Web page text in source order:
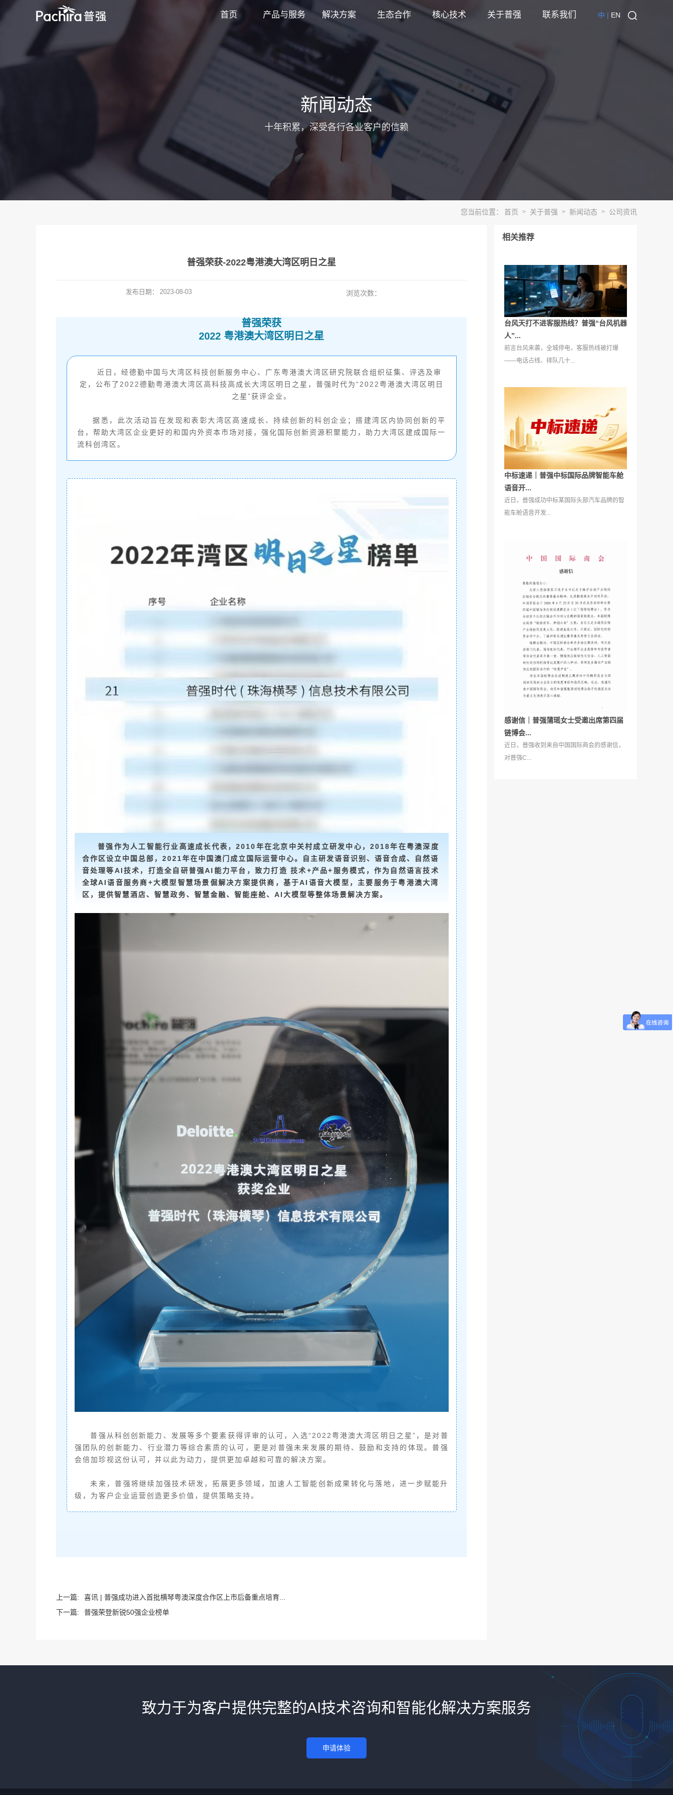
首页 产品与服务 解决方案 生态合作 核心技术 关于普强 联系我们 EN
中 |
新闻动态
十年积累，深受各行各业客户的信赖
您当前位置： 首页 > 关于普强 > 新闻动态 > 公司资讯
普强荣获-2022粤港澳大湾区明日之星
发布日期： 2023-08-03 浏览次数：
普强荣获
2022 粤港澳大湾区明日之星
近日，经德勤中国与大湾区科技创新服务中心、广东粤港澳大湾区研究院联合组织征集、评选及审
定，公布了2022德勤粤港澳大湾区高科技高成长大湾区明日之星，普强时代为“2022粤港澳大湾区明日
之星”获评企业。
据悉，此次活动旨在发现和表彰大湾区高速成长、持续创新的科创企业；搭建湾区内协同创新的平
台，帮助大湾区企业更好的和国内外资本市场对接，强化国际创新资源积聚能力，助力大湾区建成国际一
流科创湾区。
普强作为人工智能行业高速成长代表，2010年在北京中关村成立研发中心，2018年在粤澳深度
合作区设立中国总部，2021年在中国澳门成立国际运营中心。自主研发语音识别、语音合成、自然语
音处理等AI技术，打造全自研普强AI能力平台，致力打造 技术+产品+服务模式，作为自然语言技术
全球AI语音服务商+大模型智慧场景倔解决方案提供商，基于AI语音大模型，主要服务于粤港澳大湾
区，提供智慧酒店、智慧政务、智慧金融、智能座舱、AI大模型等整体场景解决方案。
普强从科创创新能力、发展等多个要素获得评审的认可，入选“2022粤港澳大湾区明日之星”，是对普
强团队的创新能力、行业潜力等综合素质的认可，更是对普强未来发展的期待、鼓励和支持的体现。普强
会倍加珍视这份认可，并以此为动力，提供更加卓越和可靠的解决方案。
未来，普强将继续加强技术研发，拓展更多领域，加速人工智能创新成果转化与落地，进一步赋能升
级，为客户企业运营创造更多价值，提供策略支持。
上一篇:
喜讯 | 普强成功进入首批横琴粤澳深度合作区上市后备重点培育...
下一篇:
普强荣登新锐50强企业榜单
相关推荐
台风天打不进客服热线？普强“台风机器
人”...
前言台风来袭，全城停电，客服热线被打爆
——电话占线、排队几十...
中标速递｜普强中标国际品牌智能车舱
语音开...
近日，普强成功中标某国际头部汽车品牌的智
能车舱语音开发...
感谢信｜普强蒲瑶女士受邀出席第四届
链博会...
近日，普强收到来自中国国际商会的感谢信，
对普强C...
致力于为客户提供完整的AI技术咨询和智能化解决方案服务
申请体验